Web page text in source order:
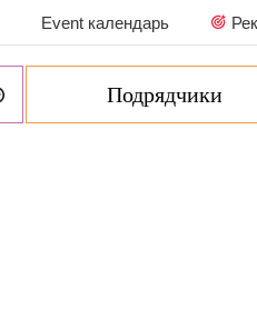
Event календарь
Подрядчики